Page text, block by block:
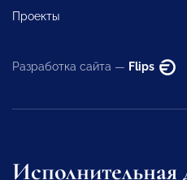
Проекты
Разработка сайта — Flips
Исполнительная